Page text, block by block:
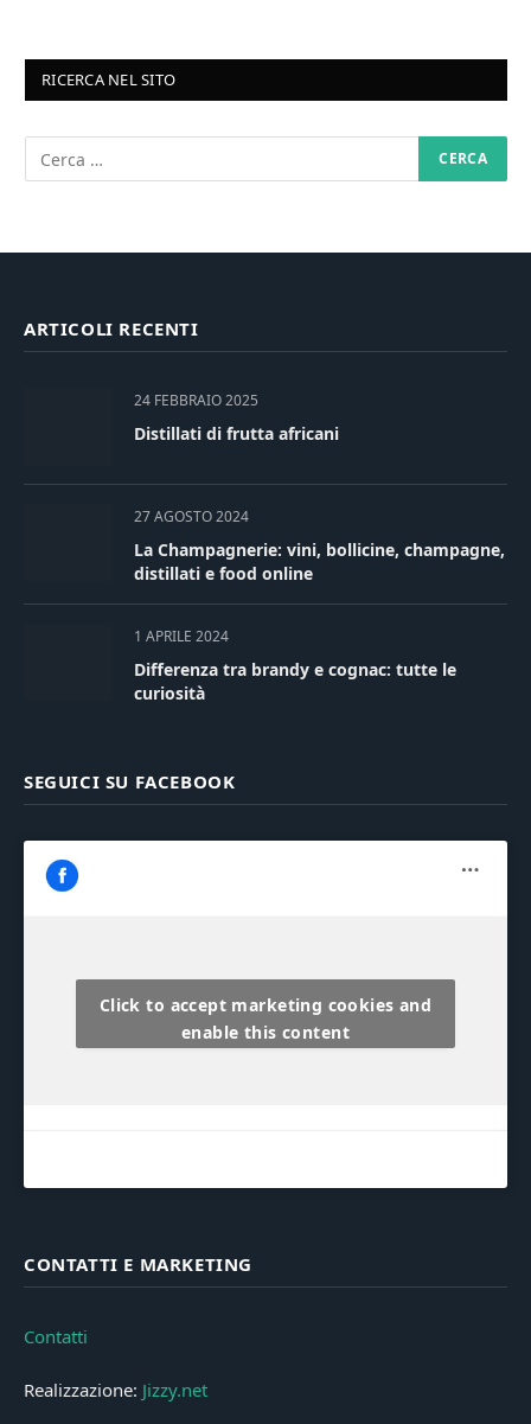
RICERCA NEL SITO
ARTICOLI RECENTI
24 FEBBRAIO 2025
Distillati di frutta africani
27 AGOSTO 2024
La Champagnerie: vini, bollicine, champagne,
distillati e food online
1 APRILE 2024
Differenza tra brandy e cognac: tutte le
curiosità
SEGUICI SU FACEBOOK
Click to accept marketing cookies and
enable this content
CONTATTI E MARKETING
Contatti
Realizzazione: Jizzy.net